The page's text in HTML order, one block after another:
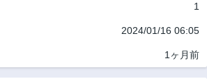
1
2024/01/16 06:05
1ヶ月前